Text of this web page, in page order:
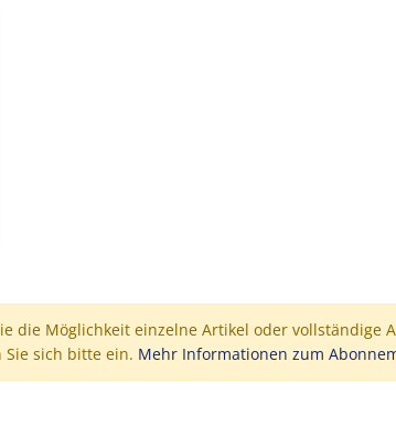
die Möglichkeit einzelne Artikel oder vollständige
Sie sich bitte ein. Mehr Informationen zum